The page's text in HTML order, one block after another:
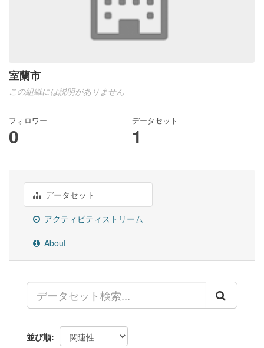
室蘭市
この組織には説明がありません
フォロワー
0
データセット
1
データセット
アクティビティストリーム
About
並び順